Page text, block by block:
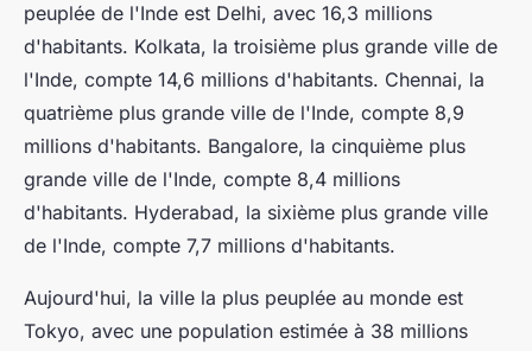
peuplée de l'Inde est Delhi, avec 16,3 millions
d'habitants. Kolkata, la troisième plus grande ville de
l'Inde, compte 14,6 millions d'habitants. Chennai, la
quatrième plus grande ville de l'Inde, compte 8,9
millions d'habitants. Bangalore, la cinquième plus
grande ville de l'Inde, compte 8,4 millions
d'habitants. Hyderabad, la sixième plus grande ville
de l'Inde, compte 7,7 millions d'habitants.
Aujourd'hui, la ville la plus peuplée au monde est
Tokyo, avec une population estimée à 38 millions